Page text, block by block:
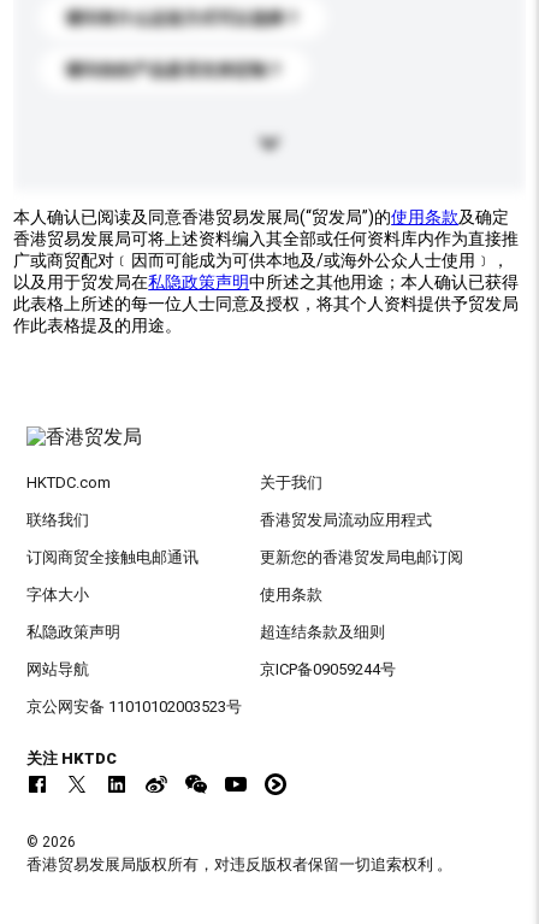
请问有什么运送方式可以选择？
请问你的产品是否支持定制？
本人确认已阅读及同意香港贸易发展局(“贸发局”)的使用条款及确定
香港贸易发展局可将上述资料编入其全部或任何资料库内作为直接推
广或商贸配对﹝因而可能成为可供本地及/或海外公众人士使用﹞，
以及用于贸发局在私隐政策声明中所述之其他用途；本人确认已获得
此表格上所述的每一位人士同意及授权，将其个人资料提供予贸发局
作此表格提及的用途。
HKTDC.com 关于我们
联络我们 香港贸发局流动应用程式
订阅商贸全接触电邮通讯 更新您的香港贸发局电邮订阅
字体大小 使用条款
私隐政策声明 超连结条款及细则
网站导航 京ICP备09059244号
京公网安备 11010102003523号
关注 HKTDC
© 2026
香港贸易发展局版权所有，对违反版权者保留一切追索权利 。